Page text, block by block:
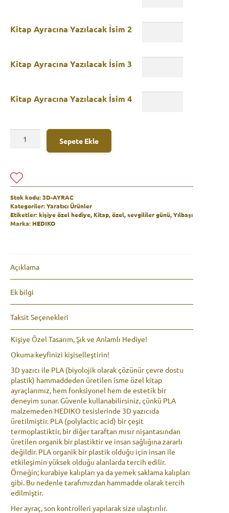
Kitap Ayracına Yazılacak İsim 2
Kitap Ayracına Yazılacak İsim 3
Kitap Ayracına Yazılacak İsim 4
Ayracı
-
4
Adet
adet
Sepete Ekle
n
i
Stok kodu:3D-AYRAC
Kategoriler:Yaratıcı Ürünler
Etiketler:kişiye özel hediye, Kitap,özel,sevgililer günü,Yılbaşı
Marka: HEDIKO
Açıklama
Ek bilgi
Taksit Seçenekleri
Kişiye Özel Tasarım, Şık ve Anlamlı Hediye!
Okuma keyfinizi kişiselleştirin!
3D yazıcı ile PLA (biyolojik olarak çözünür çevre dostu
plastik) hammaddeden üretilen isme özel kitap
ayraçlarımız, hem fonksiyonel hem de estetik bir
deneyim sunar. Güvenle kullanabilirsiniz, çünkü PLA
malzemeden HEDIKO tesislerinde 3D yazıcıda
üretilmiştir. PLA (polylactic acid) bir çeşit
termoplastiktir, bir diğer taraftan mısır nişantasından
üretilen organik bir plastiktir ve insan sağlığına zararlı
değildir. PLA organik bir plastik olduğu için insan ile
etkileşimin yüksek olduğu alanlarda tercih edilir.
Örneğin; kurabiye kalıpları ya da yemek saklama kalıpları
gibi. Bu nedenle tarafımızdan hammadde olarak tercih
edilmiştir.
Her ayraç, son kontrolleri yapılarak size ulaştırılır.